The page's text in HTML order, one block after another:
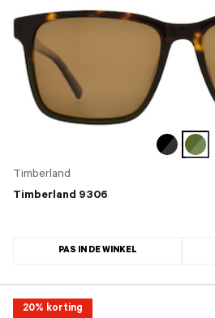
Timberland
Timberland 9306
PAS IN DE WINKEL
20% korting